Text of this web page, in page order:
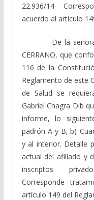
22.936/14-
acuerdo al artículo
De la señora
CERRANO, que
116 de la
Reglamento de este
de Salud se
Gabriel Chagra Dib
informe, lo
padrón A y B; b)
y al interior. Detalle
actual del afiliado y
inscriptos
Corresponde
artículo 149 del